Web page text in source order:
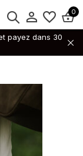
0
payez dans 30